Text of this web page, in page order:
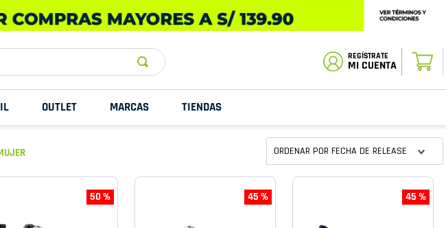
MI CUENTA
OUTLET MARCAS TIENDAS
ORDENAR POR FECHA DE RELEASE
50 % 45 % 45 %